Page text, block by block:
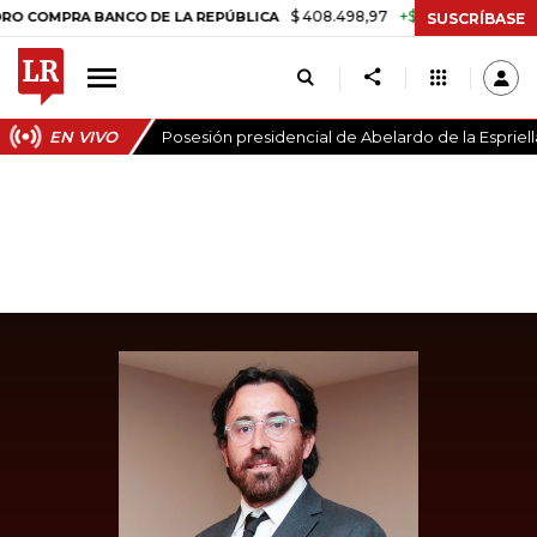
BANCO DE LA REPÚBLICA $ 408.498,97 +$ 8.753,81 +2,19%
SUSCRÍBASE
EN VIVO Posesión presidencial de Abelardo de la